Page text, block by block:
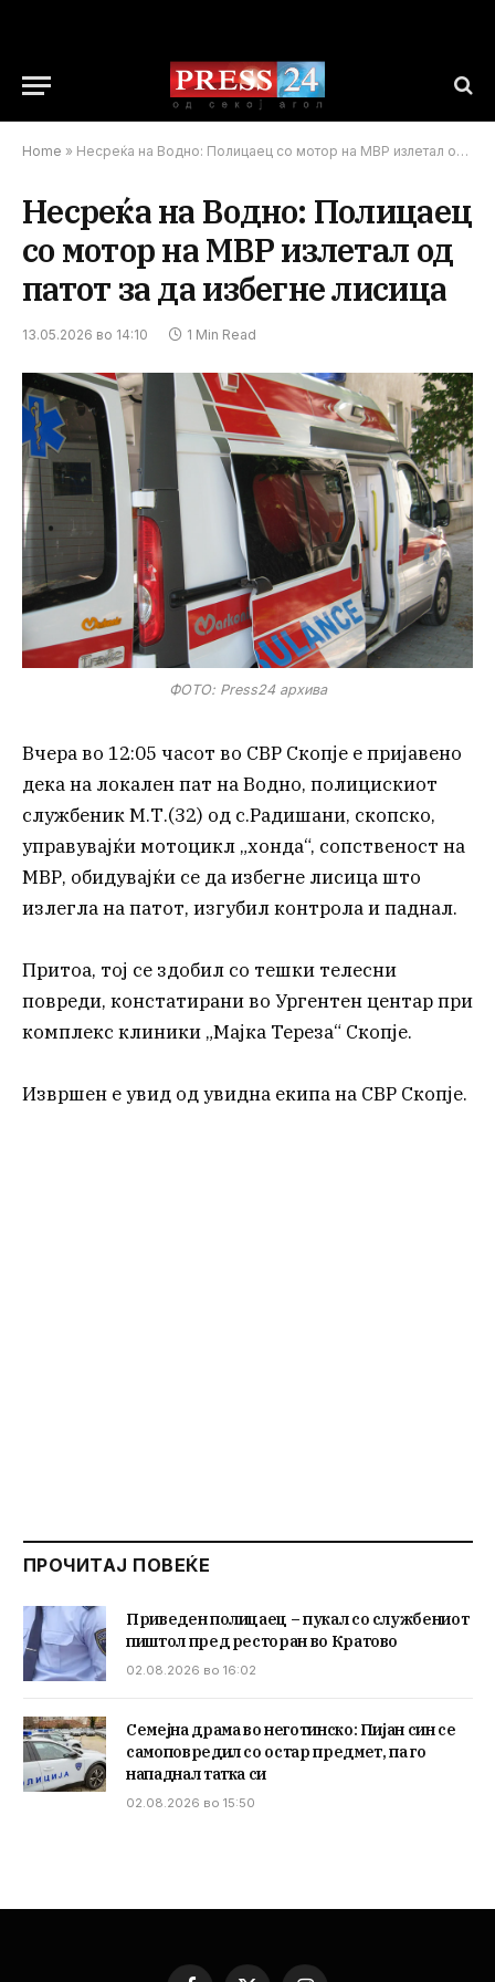
Home » Несреќа на Водно: Полицаец со мотор на МВР излетал од патот за да избегне лисица
Несреќа на Водно: Полицаец
со мотор на МВР излетал од
патот за да избегне лисица
13.05.2026 во 14:10 1 Min Read
ФОТО: Press24 архива
Вчера во 12:05 часот во СВР Скопје е пријавено
дека на локален пат на Водно, полицискиот
службеник М.Т.(32) од с.Радишани, скопско,
управувајќи мотоцикл „хонда“, сопственост на
МВР, обидувајќи се да избегне лисица што
излегла на патот, изгубил контрола и паднал.
Притоа, тој се здобил со тешки телесни
повреди, констатирани во Ургентен центар при
комплекс клиники „Мајка Тереза“ Скопје.
Извршен е увид од увидна екипа на СВР Скопје.
ПРОЧИТАЈ ПОВЕЌЕ
Приведен полицаец – пукал со службениот
пиштол пред ресторан во Кратово
02.08.2026 во 16:02
Семејна драма во неготинско: Пијан син се
самоповредил со остар предмет, па го
нападнал татка си
02.08.2026 во 15:50